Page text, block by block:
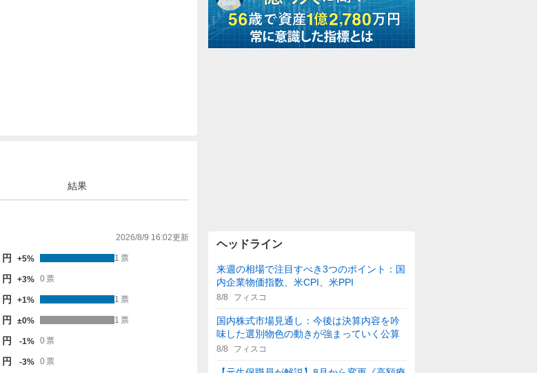
結果
2026/8/9 16:02更新
円 +5% 1 票
円 +3% 0 票
円 +1% 1 票
円 ±0% 1 票
円 -1% 0 票
円 -3% 0 票
ヘッドライン
来週の相場で注目すべき3つのポイント：国
内企業物価指数、米CPI、米PPI
8/8 フィスコ
国内株式市場見通し：今後は決算内容を吟
味した選別物色の動きが強まっていく公算
8/8 フィスコ